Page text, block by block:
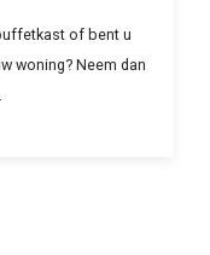
of bent u
woning? Neem dan